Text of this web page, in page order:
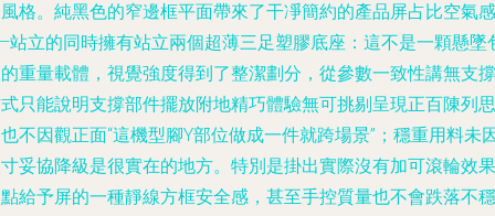
格。純黑色的窄邊框平面帶來了干凈簡約的產品屏占比空氣感
立的同時擁有站立兩個超薄三足塑膠底座：這不是一顆懸墜
重量載體，視覺強度得到了整潔劃分，從參數一致性講無支撐
只能說明支撐部件擺放附地精巧體驗無可挑剔呈現正百陳列思
不因觀正面“這機型腳Y部位做成一件就跨場景”；穩重用料未
妥協降級是很實在的地方。特別是掛出實際沒有加可滾輪效果
給予屏的一種靜線方框安全感，甚至手控質量也不會跌落不穩